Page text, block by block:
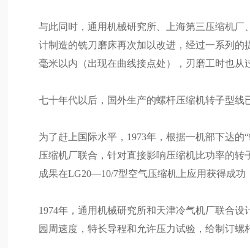
与此同时，通用机械研究所、上海第三压缩机
计制造的铣刀磨床再次加以改进，经过一系列
毫米以内（出现在曲线接点处），刃磨工时也从
七十年代以后，国外生产的螺杆压缩机转子型线
为了赶上国际水平，1973年，根据一机部下达
压缩机厂联合，针对直接影响压缩机比功率的
成果在LG20—10/7型空气压缩机上应用获得成功
1974年，通用机械研究所和天津冷气机厂联合
园周速度，特长导程和允许压力试验，给制订螺